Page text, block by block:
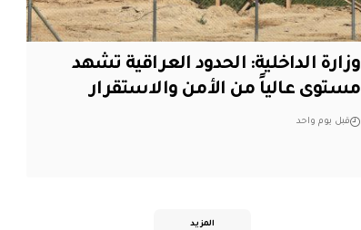
وزارة الداخلية: الحدود العراقية تشهد
مستوى عالياً من الأمن والاستقرار
قبل يوم واحد
المزيد